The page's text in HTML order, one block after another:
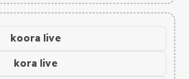
koora live
kora live